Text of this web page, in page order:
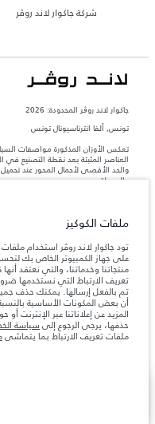
شركة جاكوار لاند روڤر
جاكوار لاند روڨر المحدودة: 2026
تونس, ألفا انترناسيونال تونس
تعكس الأوزان المذكورة مواصفات
العناصر المثبتة بعد نقطة التصنيع في
والحد الأقصى لأحمال المحور عند
والحمولة.
المعلومات والمواصفات والأسعار
آخر، كما أنّها قد تتغير بدون إشعار
ملاحظة مهمة حول الصور
في مواصفات تصميم السيارات وتوفر
للغاية، ونتيجة لذلك، قد لا تمثّل
بالكامل بالنسبة إلى الميزات
سيتمكّن من تأكيد أي تقييدات حالية
الأرقام المقدمة هي نتيجة لاختبارات
يتباين استهلك الوقود الفعلي
الأرقام بغرض المقارنة فحسب.‎‎‎
ملفات الكوكيز
تود جاكوار لاند روڤر استخدام
على جهاز الكمبيوتر الخاص بك
منتجاتنا وخدماتنا، والتي نعتقد
تعريف الارتباط التي نستخدمها
تم بالفعل إرسالها. يمكنك حذف
أن بعض المكونات الأساسية
المزيد عن إعلاناتنا عبر الإنترنت
حذفها، يرجى الرجوع إلى سياسة
ملفات تعريف الارتباط بما يتماشى